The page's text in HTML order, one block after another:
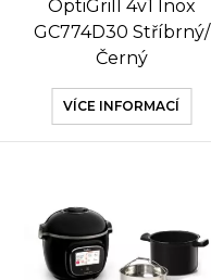
OptiGrill 4v1 Inox
GC774D30 Stříbrný/
Černý
VÍCE INFORMACÍ